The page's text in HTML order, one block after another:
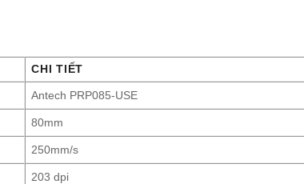
CHI TIẾT
Antech PRP085-USE
80mm
250mm/s
203 dpi